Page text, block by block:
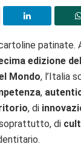
patinate.
edizione
Mondo, l’Italia
,
, di
soprattutto, di